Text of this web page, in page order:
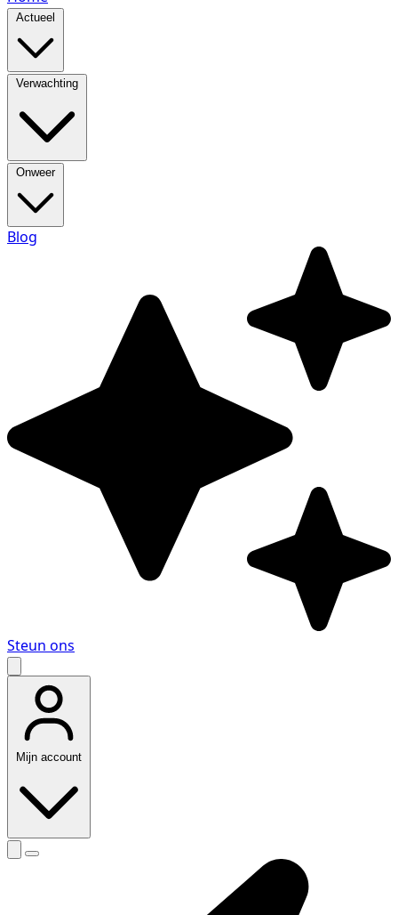
Actueel
Verwachting
Onweer
Blog
Steun ons
Mijn account